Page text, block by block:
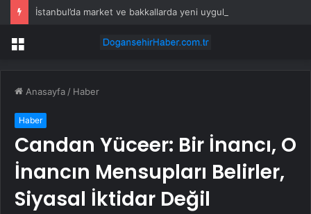
Menü
Anasayfa / Haber
Haber
Candan Yüceer: Bir İnancı, O
İnancın Mensupları Belirler,
Siyasal İktidar Değil